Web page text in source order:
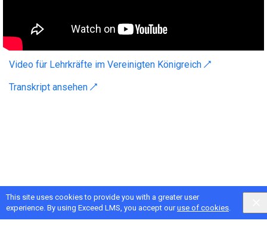
This site uses cookies to provide you with a greater user
experience. By using Exceed LMS, you accept ouruse of cookies.
Video für Lehrkräfte im Vereinigten Königreich ↗
Transkript ansehen ↗